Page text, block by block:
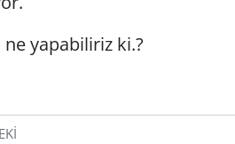
ne yapabiliriz ki.?